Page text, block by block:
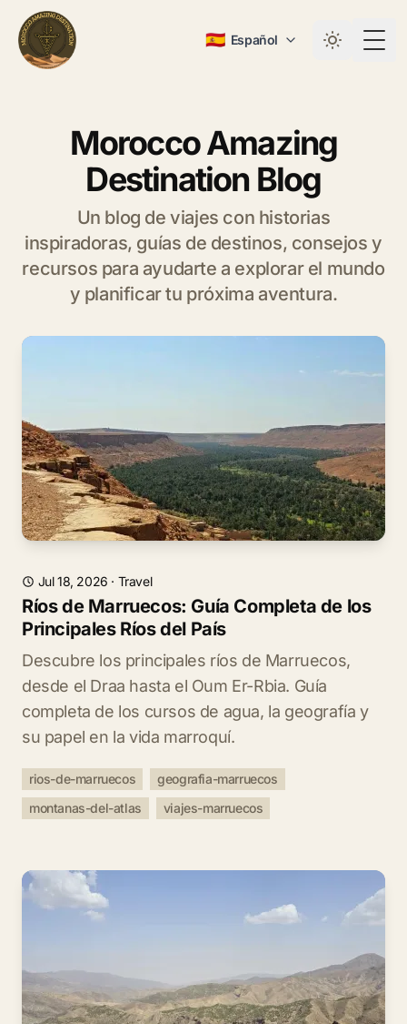
🇪🇸 Español
Morocco Amazing
Destination Blog
Un blog de viajes con historias
inspiradoras, guías de destinos, consejos y
recursos para ayudarte a explorar el mundo
y planificar tu próxima aventura.
Jul 18, 2026 · Travel
Ríos de Marruecos: Guía Completa de los
Principales Ríos del País
Descubre los principales ríos de Marruecos,
desde el Draa hasta el Oum Er-Rbia. Guía
completa de los cursos de agua, la geografía y
su papel en la vida marroquí.
rios-de-marruecos
geografia-marruecos
montanas-del-atlas
viajes-marruecos